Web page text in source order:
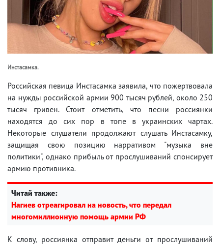
Инстасамка.
Российская певица Инстасамка заявила, что пожертвовала
на нужды российской армии 900 тысяч рублей, около 250
тысяч гривен. Стоит отметить, что песни россиянки
находятся до сих пор в топе в украинских чартах.
Некоторые слушатели продолжают слушать Инстасамку,
защищая свою позицию нарративом "музыка вне
политики", однако прибыль от прослушиваний спонсирует
армию противника.
Читай также:
Нагиев отреагировал на новость, что передал
многомиллионную помощь армии РФ
К слову, россиянка отправит деньги от прослушиваний